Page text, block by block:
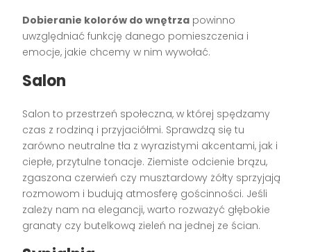
Dobieranie kolorów do wnętrza powinno
uwzględniać funkcję danego pomieszczenia i
emocje, jakie chcemy w nim wywołać.
Salon
Salon to przestrzeń społeczna, w której spędzamy
czas z rodziną i przyjaciółmi. Sprawdzą się tu
zarówno neutralne tła z wyrazistymi akcentami, jak i
ciepłe, przytulne tonacje. Ziemiste odcienie brązu,
zgaszona czerwień czy musztardowy żółty sprzyjają
rozmowom i budują atmosferę gościnności. Jeśli
zależy nam na elegancji, warto rozważyć głębokie
granaty czy butelkową zieleń na jednej ze ścian.